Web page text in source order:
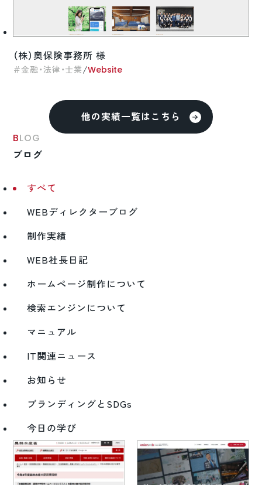
（株）奥保険事務所 様
金融・法律・士業 /Website
他の実績一覧はこちら
BLOG
ブログ
すべて
WEBディレクターブログ
制作実績
WEB社長日記
ホームページ制作について
検索エンジンについて
マニュアル
IT関連ニュース
お知らせ
ブランディングとSDGs
今日の学び